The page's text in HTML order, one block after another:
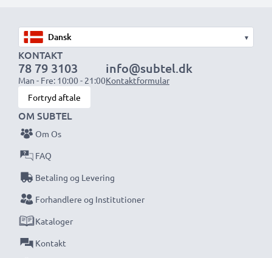
Vælg CELLONIC og gå aldrig på kompromis med
kvaliteten. Bestil nu!
▾
KONTAKT
78 79 3103
Man - Fre: 10:00 - 21:00
info@subtel.dk
Kontaktformular
Fortryd aftale
OM SUBTEL
Om Os
FAQ
Betaling og Levering
Forhandlere og Institutioner
Kataloger
Kontakt